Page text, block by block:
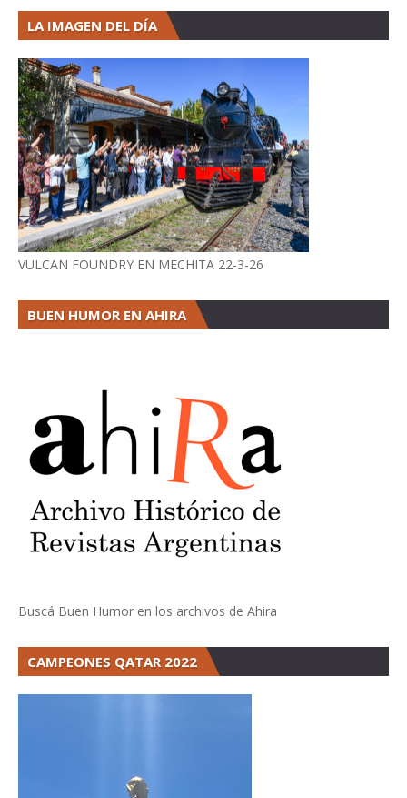
LA IMAGEN DEL DÍA
VULCAN FOUNDRY EN MECHITA 22-3-26
BUEN HUMOR EN AHIRA
Buscá Buen Humor en los archivos de Ahira
CAMPEONES QATAR 2022